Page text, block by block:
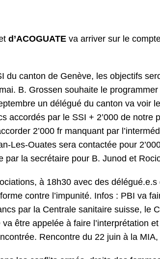
d’ACOGUATE va arriver sur le
du canton de Genève, les objectifs
B. Grossen souhaite le programmer
un délégué du canton va voir
accordés par le SSI + 2’000 de notre
2’000 fr manquant par
Les-Ouates sera contactée pour
par la secrétaire pour B. Junod et
à 18h30 avec des
contre l’impunité. Infos : PBI va
par la Centrale sanitaire suisse, le
être appelée à faire l’interprétation
Rencontre du 22 juin à la